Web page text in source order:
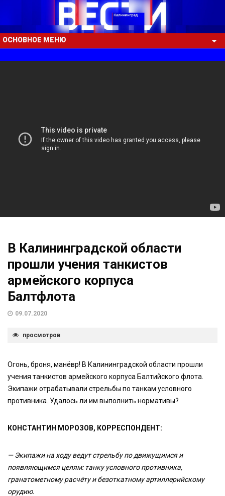
ОСНОВНОЕ МЕНЮ
В Калининградской области
прошли учения танкистов
армейского корпуса
Балтфлота
09.07.2020
просмотров
Огонь, броня, манёвр! В Калининградской области прошли
учения танкистов армейского корпуса Балтийского флота.
Экипажи отрабатывали стрельбы по танкам условного
противника. Удалось ли им выполнить нормативы?
КОНСТАНТИН МОРОЗОВ, КОРРЕСПОНДЕНТ:
— Экипажи на ходу ведут стрельбу по движущимся и
появляющимся целям: танку условного противника,
гранатометному расчёту и безоткатному артиллерийскому
орудию.